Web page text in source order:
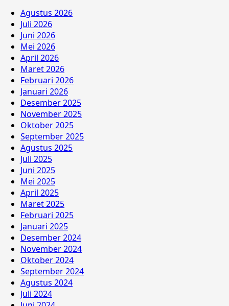
Agustus 2026
Juli 2026
Juni 2026
Mei 2026
April 2026
Maret 2026
Februari 2026
Januari 2026
Desember 2025
November 2025
Oktober 2025
September 2025
Agustus 2025
Juli 2025
Juni 2025
Mei 2025
April 2025
Maret 2025
Februari 2025
Januari 2025
Desember 2024
November 2024
Oktober 2024
September 2024
Agustus 2024
Juli 2024